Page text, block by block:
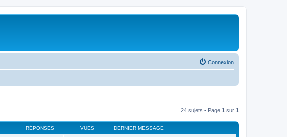
Connexion
24 sujets • Page 1 sur 1
RÉPONSES VUES DERNIER MESSAGE